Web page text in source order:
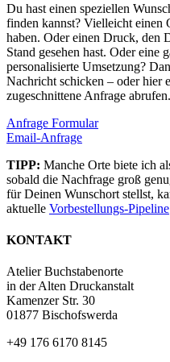
Du hast einen speziellen
finden kannst? Vielleicht einen
haben. Oder einen Druck, den
Stand gesehen hast. Oder eine
personalisierte Umsetzung?
Nachricht schicken – oder hier
zugeschnittene Anfrage
Anfrage Formular
Email-Anfrage
TIPP: Manche Orte biete ich
sobald die Nachfrage groß
für Deinen Wunschort stellst,
aktuelle Vorbestellungs-Pipeline
KONTAKT
Atelier Buchstabenorte
in der Alten Druckanstalt
Kamenzer Str. 30
01877 Bischofswerda
+49 176 6170 8145